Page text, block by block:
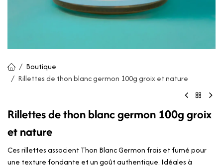
Boutique
Rillettes de thon blanc germon 100g groix et nature
Rillettes de thon blanc germon 100g groix
et nature
Ces rillettes associent Thon Blanc Germon frais et fumé pour
une texture fondante et un goût authentique. Idéales à